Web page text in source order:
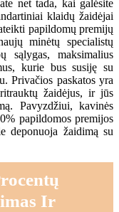
net tada, kai galėsite
klaidų žaidėjai
papildomų premijų
minėtų specialistų
sąlygas, maksimalius
kurie bus susiję su
Privačios paskatos yra
žaidėjus, ir jūs
Pavyzdžiui, kavinės
papildomos premijos
žaidimą su
Ir